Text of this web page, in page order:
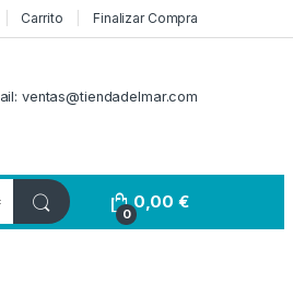
Carrito Finalizar Compra
ventas@tiendadelmar.com
0
0,00€